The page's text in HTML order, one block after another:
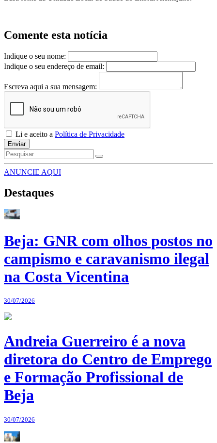
Comente esta notícia
Indique o seu nome:
Indique o seu endereço de email:
Escreva aqui a sua mensagem:
Li e aceito a Política de Privacidade
Enviar
ANUNCIE AQUI
Destaques
Beja: GNR com olhos postos no
campismo e caravanismo ilegal
na Costa Vicentina
30/07/2026
Andreia Guerreiro é a nova
diretora do Centro de Emprego
e Formação Profissional de
Beja
30/07/2026